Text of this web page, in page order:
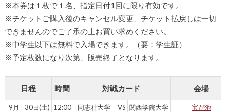
※本券は１枚で１名、指定日付1回に限り有効です。
※チケットご購入後のキャンセル変更、チケット払戻しは一切
できませんのでご了承の上お買い求めください。
※中学生以下は無料で入場できます。（要：学生証）
※予定枚数になり次第、販売終了となります。
日程 時間 対戦カード 会場
9月 30日(土) 12:00 同志社大学 VS 関西学院大学
宝が池